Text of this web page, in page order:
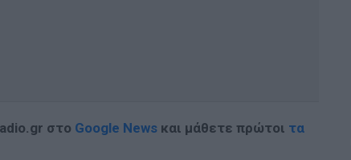
στο Google News και μάθετε πρώτοι τα